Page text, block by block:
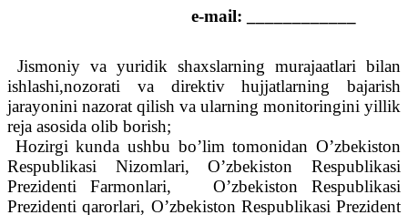
e-mail: ____________
Jismoniy va yuridik shaxslarning murajaatlari bilan
ishlashi,nozorati va direktiv hujjatlarning bajarish
jarayonini nazorat qilish va ularning monitoringini yillik
reja asosida olib borish;
Hozirgi kunda ushbu bo’lim tomonidan O’zbekiston
Respublikasi Nizomlari, O’zbekiston Respublikasi
Prezidenti Farmonlari, O’zbekiston Respublikasi
Prezidenti qarorlari, O’zbekiston Respublikasi Prezident